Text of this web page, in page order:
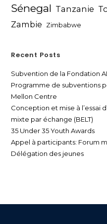
Sénegal Tanzanie
Zambie Zimbabwe
Recent Posts
Subvention de la Fondation
Programme de subventions
Mellon Centre
Conception et mise à l’essai
mixte par échange (BELT)
35 Under 35 Youth Awards
Appel à participants: Forum
Délégation des jeunes